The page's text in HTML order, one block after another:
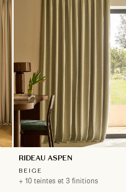
RIDEAU ASPEN
BEIGE
+ 10 teintes et 3 finitions